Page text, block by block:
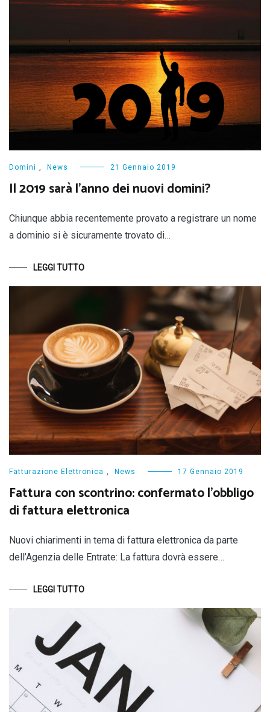
Domini , News 21 Gennaio 2019
Il 2019 sarà l’anno dei nuovi domini?
Chiunque abbia recentemente provato a registrare un nome
a dominio si è sicuramente trovato di…
LEGGI TUTTO
Fatturazione Elettronica , News 17 Gennaio 2019
Fattura con scontrino: confermato l’obbligo
di fattura elettronica
Nuovi chiarimenti in tema di fattura elettronica da parte
dell’Agenzia delle Entrate: La fattura dovrà essere…
LEGGI TUTTO